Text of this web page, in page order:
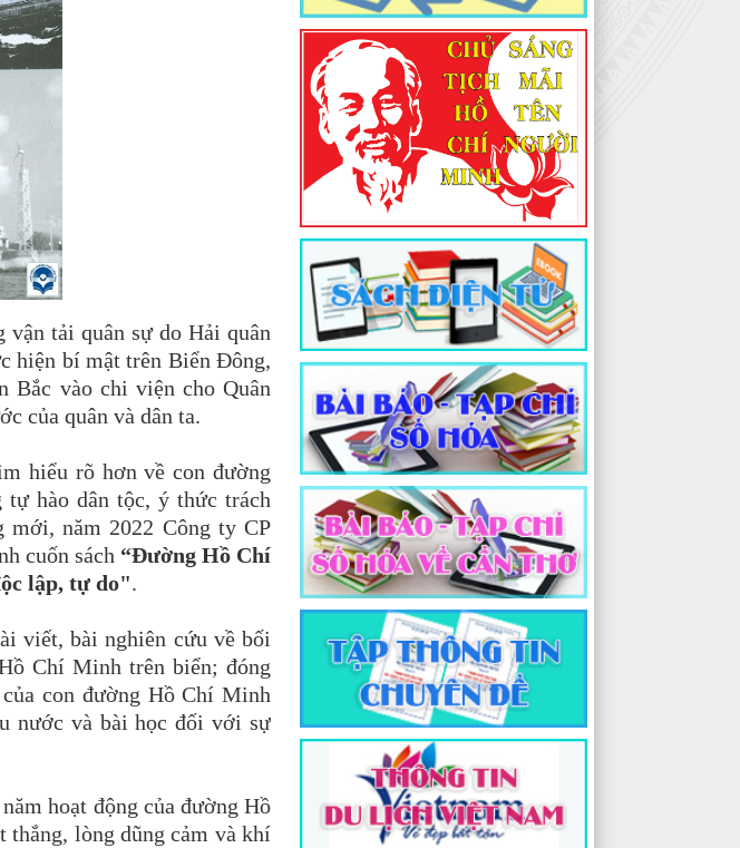
tải quân sự do Hải quân
hiện bí mật trên Biển Đông,
Bắc vào chi viện cho Quân
của quân và dân ta.
hiểu rõ hơn về con đường
tự hào dân tộc, ý thức trách
mới, năm 2022 Công ty CP
cuốn sách “Đường Hồ Chí
lập, tự do".
viết, bài nghiên cứu về bối
Chí Minh trên biển; đóng
con đường Hồ Chí Minh
nước và bài học đối với sự
hoạt động của đường Hồ
lòng dũng cảm và khí